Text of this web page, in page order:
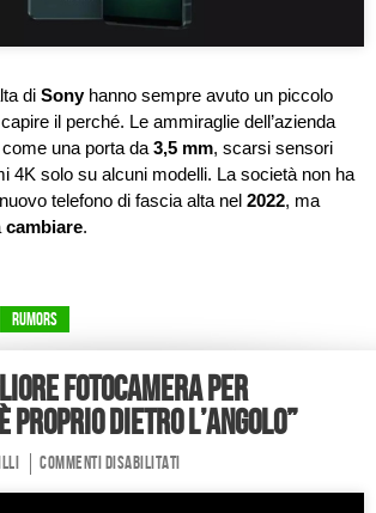
di Sonyhanno sempre avuto un piccolo
il perché. Le ammiraglie dell’azienda
una porta da 3,5 mm, scarsi sensori
4K solo su alcuni modelli. La società non ha
telefono di fascia alta nel 2022, ma
cambiare.
Rumors
fotocamera per
proprio dietro l’angolo”
Commenti disabilitati